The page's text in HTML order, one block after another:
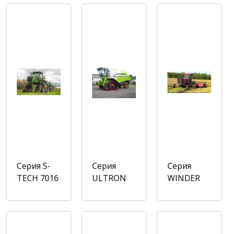
Cерия S-
TECH 7016
Серия
ULTRON
Cерия
WINDER